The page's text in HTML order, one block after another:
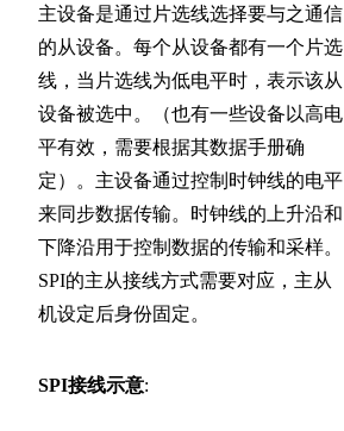
主设备是通过片选线选择要与之通信
的从设备。每个从设备都有一个片选
线，当片选线为低电平时，表示该从
设备被选中。（也有一些设备以高电
平有效，需要根据其数据手册确
定）。主设备通过控制时钟线的电平
来同步数据传输。时钟线的上升沿和
下降沿用于控制数据的传输和采样。
SPI的主从接线方式需要对应，主从
机设定后身份固定。
SPI接线示意: